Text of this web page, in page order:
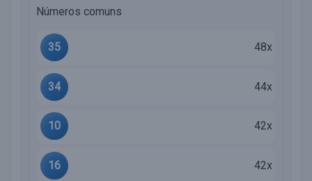
Números comuns
35 48x
34 44x
10 42x
16 42x